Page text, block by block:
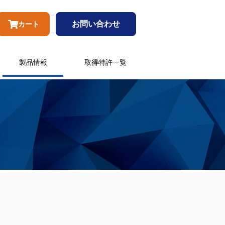
カート お問い合わせ
製品情報 取得特許一覧